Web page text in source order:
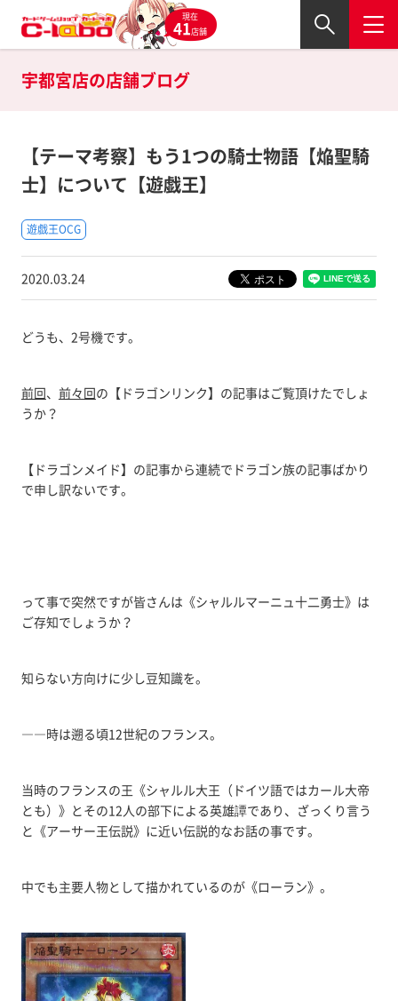
現在
41店舗
宇都宮店の店舗ブログ
【テーマ考察】もう1つの騎士物語【焔聖騎
士】について【遊戯王】
遊戯王OCG
2020.03.24
どうも、2号機です。
前回、 前々回の【ドラゴンリンク】の記事はご覧頂けたでしょ
うか？
【ドラゴンメイド】の記事から連続でドラゴン族の記事ばかり
で申し訳ないです。
って事で突然ですが皆さんは《シャルルマーニュ十二勇士》は
ご存知でしょうか？
知らない方向けに少し豆知識を。
――時は遡る頃12世紀のフランス。
当時のフランスの王《シャルル大王（ドイツ語ではカール大帝
とも）》とその12人の部下による英雄譚であり、ざっくり言う
と《アーサー王伝説》に近い伝説的なお話の事です。
中でも主要人物として描かれているのが《ローラン》。